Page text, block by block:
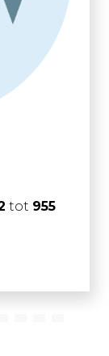
tot 955